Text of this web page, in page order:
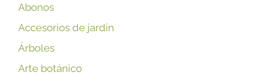
Abonos
Accesorios de jardín
Árboles
Arte botánico